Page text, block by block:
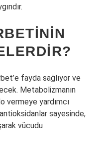
fayda sağlıyor ve
Metabolizmanın
vermeye yardımcı
sayesinde,
vücudu